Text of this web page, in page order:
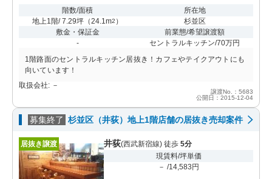
階数/面積
地上1階/ 7.29坪 （24.1m2 ）
所在地
杉並区
敷金・保証金
-
前業態/希望譲渡額
セントラルキッチン/70万円
1階路面のセントラルキッチン居抜き！カフェやテイクアウトにも
向いています！
取扱会社: －
譲渡No.：5683
公開日：2015-12-04
募集終了 杉並区（井荻）地上1階店舗の居抜き売却案件
居抜き譲渡 井荻(西武新宿線) 徒歩 5分
現賃料/坪単価
－ /14,583円